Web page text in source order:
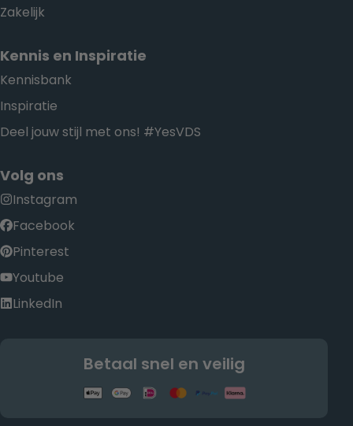
Zakelijk
Kennis en Inspiratie
Kennisbank
Inspiratie
Deel jouw stijl met ons! #YesVDS
Volg ons
Instagram
Facebook
Pinterest
Youtube
LinkedIn
Betaal snel en veilig